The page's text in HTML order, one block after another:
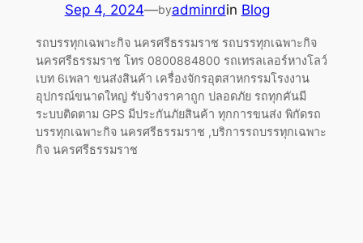
Sep 4, 2024—byadminrdin Blog
รถบรรทุกเฉพาะกิจ นครศรีธรรมราช รถบรรทุกเฉพาะกิจ
นครศรีธรรมราช โทร 0800884800 รถเทรลเลอร์หางโลว์
เบท 6เพลา ขนส่งสินค้า เครื่องจักรอุตสาหกรรมโรงงาน
อุปกรณ์ขนาดใหญ่ รับจ้างราคาถูก ปลอดภัย รถทุกคันมี
ระบบติดตาม GPS มีประกันภัยสินค้า ทุกการขนส่ง พิกัดรถ
บรรทุกเฉพาะกิจ นครศรีธรรมราช ,บริการรถบรรทุกเฉพาะ
กิจ นครศรีธรรมราช